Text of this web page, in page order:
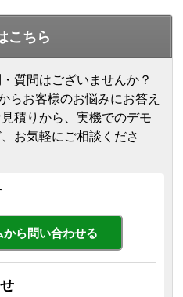
こちら
質問はございませんか？
らお客様のお悩みにお答え
積りから、実機でのデモ
お気軽にご相談くださ
から問い合わせる